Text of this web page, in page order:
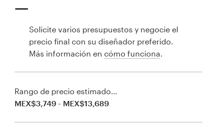
Solicite varios presupuestos y negocie el
precio final con su diseñador preferido.
Más información en cómo funciona
Rango de precio estimado…
MEX$3,749 - MEX$13,689